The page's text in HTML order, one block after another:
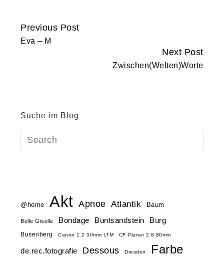
Continue
Reading
Previous Post
Eva – M
Next Post
Zwischen(Welten)Worte
Suche im Blog
@home Akt Apnoe Atlantik Baum
Belle Giselle Bondage Buntsandstein Burg
Busenberg Canon 1.2 50mm LTM CF Planar 2.8 80mm
de.rec.fotografie Dessous Dresden Farbe